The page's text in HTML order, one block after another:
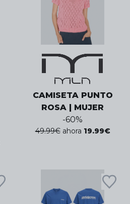
CAMISETA PUNTO
ROSA | MUJER
-60%
49.99€ ahora 19.99€